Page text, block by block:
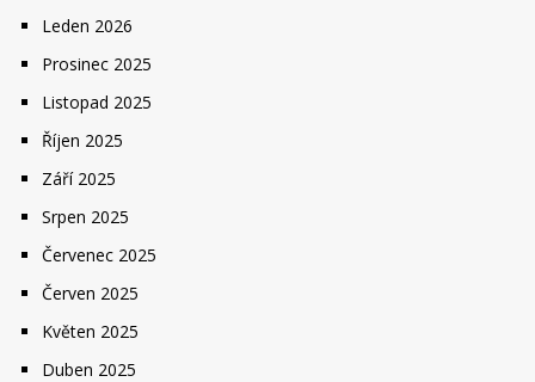
Leden 2026
Prosinec 2025
Listopad 2025
Říjen 2025
Září 2025
Srpen 2025
Červenec 2025
Červen 2025
Květen 2025
Duben 2025